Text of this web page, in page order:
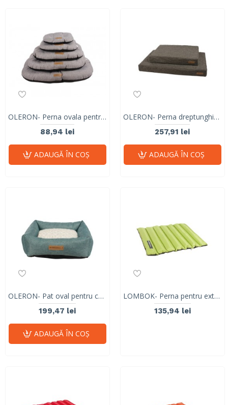
OLERON- Perna ovala pentru caini, gri- L 80x60x12 cm
88,94 lei
ADAUGĂ ÎN COŞ
OLERON- Perna dreptunghiulara plata pentru caini, gri- S 80x60x12 cm
257,91 lei
ADAUGĂ ÎN COŞ
OLERON- Pat oval pentru caini, albastru- S 55x50x15 cm
199,47 lei
ADAUGĂ ÎN COŞ
LOMBOK- Perna pentru exterior cu 2 fete, verde M-PETS, 85x70 cm
135,94 lei